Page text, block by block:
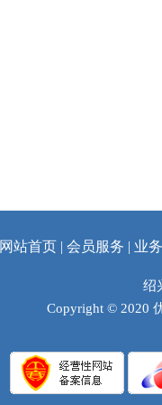
网站首页 | 会员服务 | 业
绍
Copyright © 2020